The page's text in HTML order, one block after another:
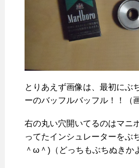
とりあえず画像は、最初にぶ
ーのバッフルバッフル！！（
右の丸い穴開いてるのはマニ
ってたインシュレーターをぶ
＾ω＾)（どっちもぶちぬきか